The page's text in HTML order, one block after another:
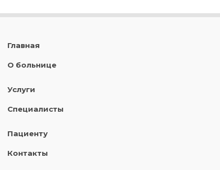
Главная
О больнице
Услуги
Специалисты
Пациенту
Контакты